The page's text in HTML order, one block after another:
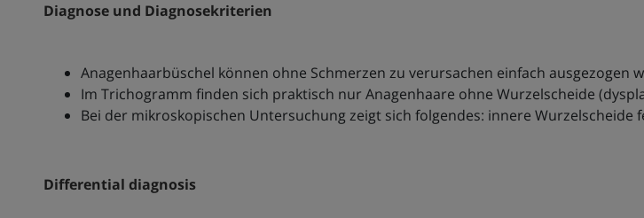
Diagnose und Diagnosekriterien
Anagenhaarbüschel können ohne Schmerzen zu verursachen einfach ausgezogen
Im Trichogramm finden sich praktisch nur Anagenhaare ohne Wurzelscheide
Bei der mikroskopischen Untersuchung zeigt sich folgendes: innere Wurzelscheide
Differential diagnosis